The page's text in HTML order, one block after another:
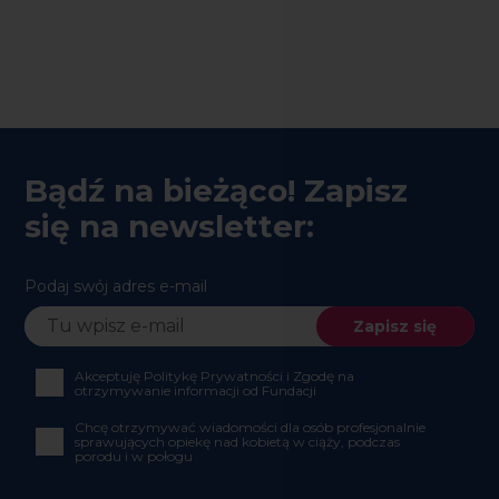
Bądź na bieżąco! Zapisz
się na newsletter:
Podaj swój adres e-mail
Akceptuję Politykę Prywatności i Zgodę na
otrzymywanie informacji od Fundacji
Chcę otrzymywać wiadomości dla osób profesjonalnie
sprawujących opiekę nad kobietą w ciąży, podczas
porodu i w połogu